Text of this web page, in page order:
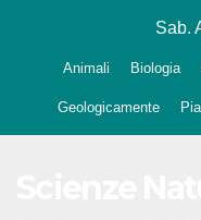
Sab.
Animali Biologia
Geologicamente